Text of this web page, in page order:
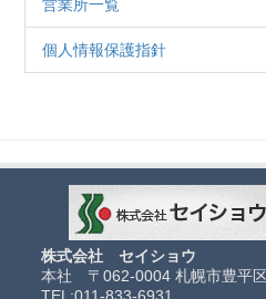
営業所一覧
個人情報保護指針
株式会社 セイショウ
本社 〒062-0004 札幌市豊平
TEL:011-833-6931